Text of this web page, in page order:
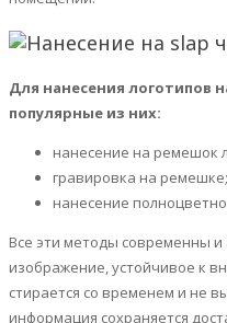
Для нанесения логотипов
популярные из них:
нанесение на ремешок
гравировка на ремешке;
нанесение
Все эти методы современны
изображение, устойчивое к
стирается со временем и не
информация сохраняется